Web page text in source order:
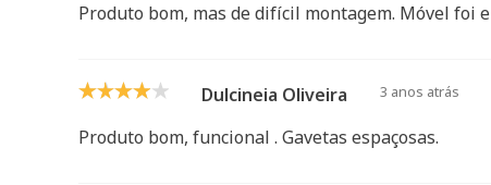
Produto bom, mas de difícil montagem. Móvel foi
Dulcineia Oliveira 3 anos atrás
Produto bom, funcional . Gavetas espaçosas.